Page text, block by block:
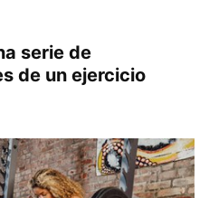
serie de
de un ejercicio